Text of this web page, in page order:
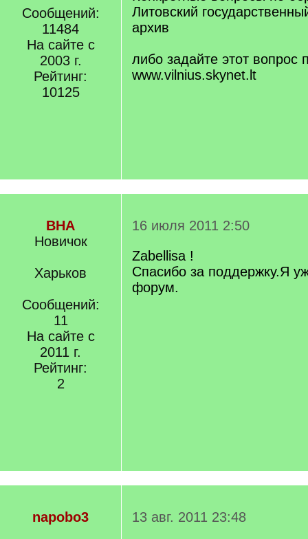
Сообщений:
11484
На сайте с
2003 г.
Рейтинг:
10125
Литовский
архив
либо задайте этот вопрос
www.vilnius.skynet.lt
ВНА
Новичок
Харьков
Сообщений:
11
На сайте с
2011 г.
Рейтинг:
2
16 июля 2011 2:50
Zabellisa !
Спасибо за поддержку.Я
форум.
napobo3
13 авг. 2011 23:48